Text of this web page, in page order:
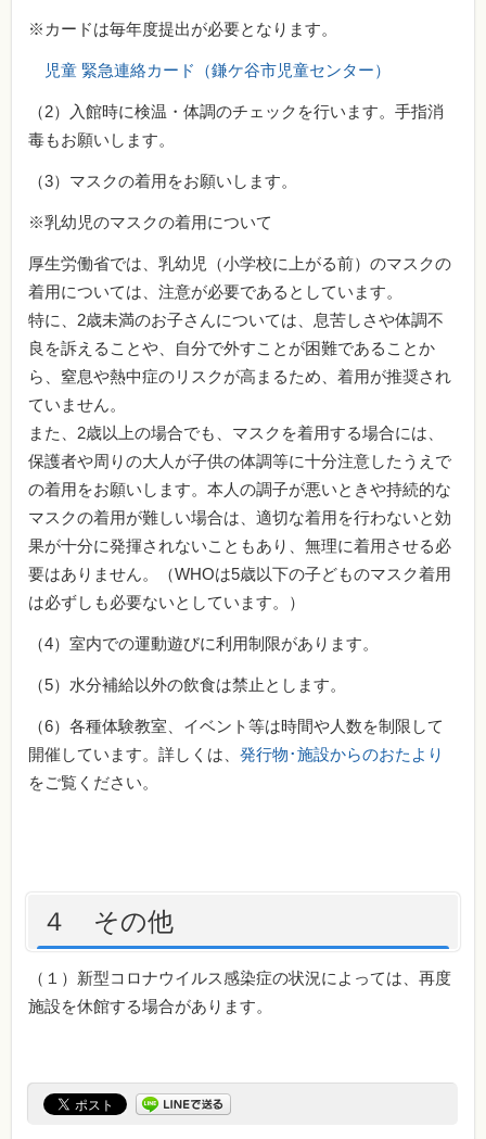
※カードは毎年度提出が必要となります。
児童 緊急連絡カード（鎌ケ谷市児童センター）
（2）入館時に検温・体調のチェックを行います。手指消
毒もお願いします。
（3）マスクの着用をお願いします。
※乳幼児のマスクの着用について
厚生労働省では、乳幼児（小学校に上がる前）のマスクの
着用については、注意が必要であるとしています。
特に、2歳未満のお子さんについては、息苦しさや体調不
良を訴えることや、自分で外すことが困難であることか
ら、窒息や熱中症のリスクが高まるため、着用が推奨され
ていません。
また、2歳以上の場合でも、マスクを着用する場合には、
保護者や周りの大人が子供の体調等に十分注意したうえで
の着用をお願いします。本人の調子が悪いときや持続的な
マスクの着用が難しい場合は、適切な着用を行わないと効
果が十分に発揮されないこともあり、無理に着用させる必
要はありません。（WHOは5歳以下の子どものマスク着用
は必ずしも必要ないとしています。）
（4）室内での運動遊びに利用制限があります。
（5）水分補給以外の飲食は禁止とします。
（6）各種体験教室、イベント等は時間や人数を制限して
開催しています。詳しくは、 発行物･施設からのおたより
をご覧ください。
４ その他
（１）新型コロナウイルス感染症の状況によっては、再度
施設を休館する場合があります。